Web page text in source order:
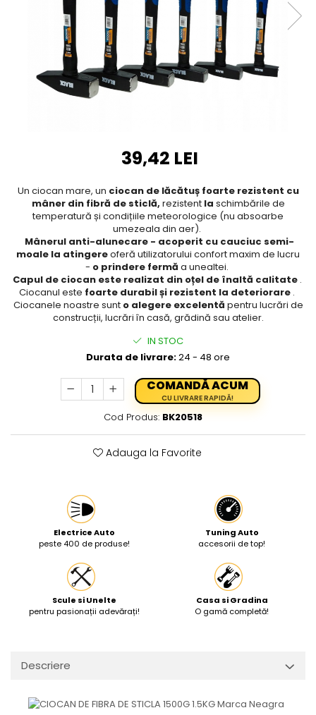
compresoare
Cricuri Auto Hidraulice
Pneumatice si Trapezoidale
Cricuri hidraulice
Cricuri pneumatice
Cricuri trapezoidale
Masini de gaurit si Insurubat
Motoare electrice
Pistol de Lipit
Pompe Combustibil
Prelungitoare
Scule Pneumatice
Slefuitoare
Suport auto
Suport motocicleta
Motocositoare si Motosape
Nivela laser
Pistol de vopsit
Taiat gresie si faianta
Ventilatoare radiatoare
umidificatoare
39,42 LEI
Un ciocan mare, un ciocan de lăcătuș foarte rezistent cu
mâner din fibră de sticlă, rezistent la schimbările de
temperatură și condițiile meteorologice (nu absoarbe
umezeala din aer).
Mânerul anti-alunecare - acoperit cu cauciuc semi-
moale la atingereoferă utilizatorului confort maxim de lucru
- o prindere fermă a unealtei.
Capul de ciocan este realizat din oțel de înaltă calitate.
Ciocanul este foarte durabil și rezistent la deteriorare .
Ciocanele noastre sunt o alegere excelentă pentru lucrări de
construcții, lucrări în casă, grădină sau atelier.
IN STOC
Durata de livrare:24 - 48 ore
COMANDĂ ACUM
CU LIVRARE RAPIDĂ!
Cod Produs: BK20518
Adauga la Favorite
Electrice Auto
peste 400 de produse!
Tuning Auto
accesorii de top!
Scule si Unelte
pentru pasionații adevărați!
Casa si Gradina
O gamă completă!
Descriere